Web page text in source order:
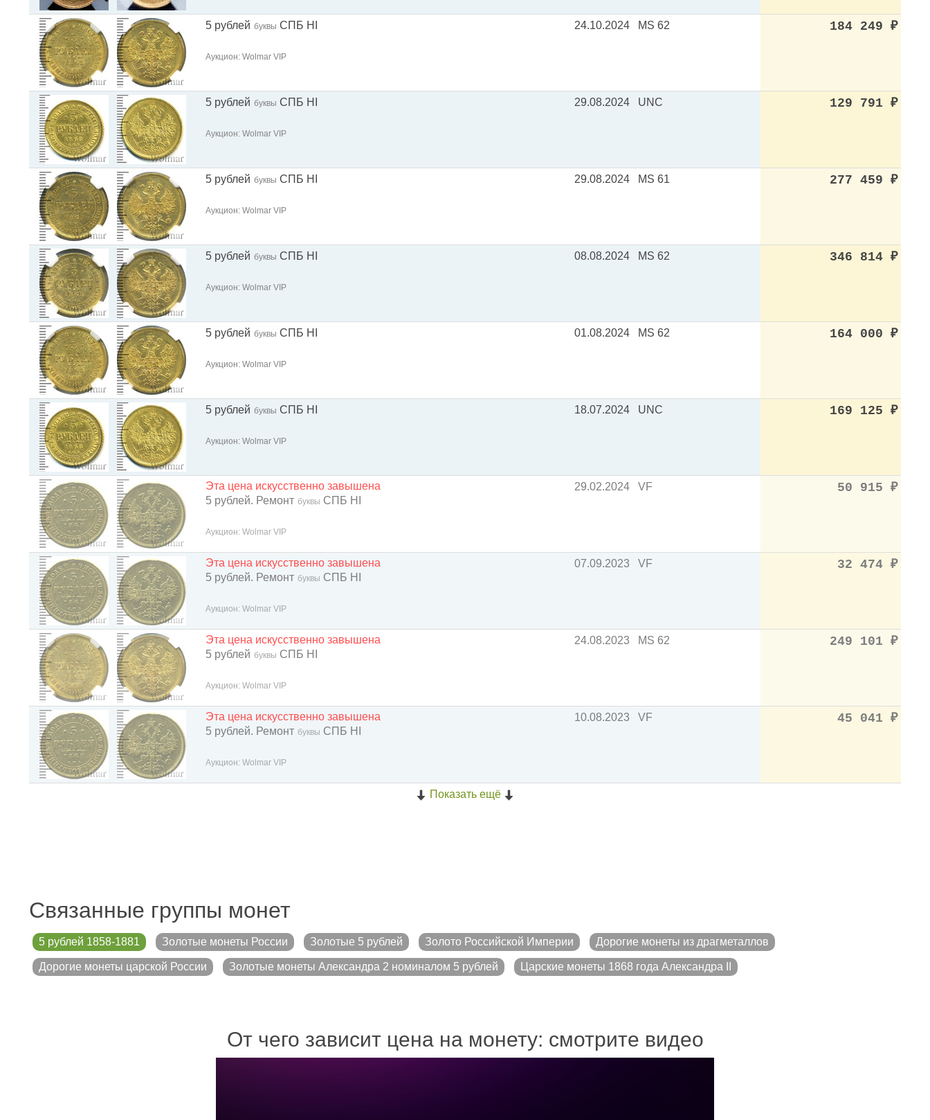
5 рублей буквы СПБ HI
Аукцион: Wolmar VIP
24.10.2024 MS 62 184 249 ₽
5 рублей буквы СПБ HI
Аукцион: Wolmar VIP
29.08.2024 UNC 129 791 ₽
5 рублей буквы СПБ HI
Аукцион: Wolmar VIP
29.08.2024 MS 61 277 459 ₽
5 рублей буквы СПБ HI
Аукцион: Wolmar VIP
08.08.2024 MS 62 346 814 ₽
5 рублей буквы СПБ HI
Аукцион: Wolmar VIP
01.08.2024 MS 62 164 000 ₽
5 рублей буквы СПБ HI
Аукцион: Wolmar VIP
18.07.2024 UNC 169 125 ₽
Эта цена искусственно завышена
5 рублей. Ремонт буквы СПБ HI
Аукцион: Wolmar VIP
29.02.2024 VF 50 915 ₽
Эта цена искусственно завышена
5 рублей. Ремонт буквы СПБ HI
Аукцион: Wolmar VIP
07.09.2023 VF 32 474 ₽
Эта цена искусственно завышена
5 рублей буквы СПБ HI
Аукцион: Wolmar VIP
24.08.2023 MS 62 249 101 ₽
Эта цена искусственно завышена
5 рублей. Ремонт буквы СПБ HI
Аукцион: Wolmar VIP
10.08.2023 VF 45 041 ₽
Показать ещё
Связанные группы монет
5 рублей 1858-1881 Золотые монеты России Золотые 5 рублей Золото Российской Империи Дорогие монеты из драгметаллов
Дорогие монеты царской России Золотые монеты Александра 2 номиналом 5 рублей Царские монеты 1868 года Александра II
От чего зависит цена на монету: смотрите видео